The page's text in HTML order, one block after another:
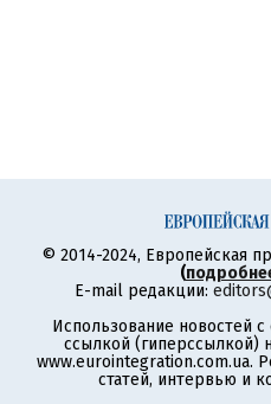
© 2014-2024, Европейская
(
E-mail редакции:
Использование новостей
ссылкой (гиперссылкой)
www.eurointegration.com.ua.
статей, интервью и